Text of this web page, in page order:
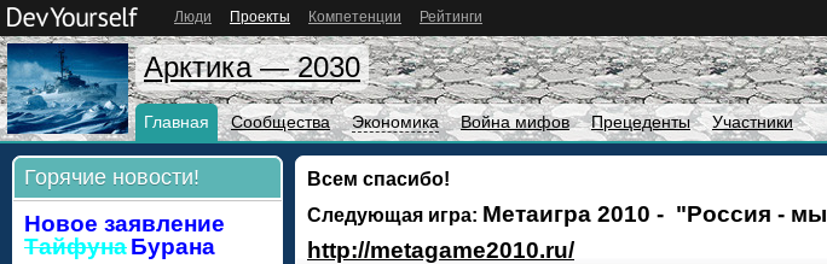
Люди Проекты Компетенции Рейтинги
Арктика — 2030
Главная Сообщества Экономика Война мифов Прецеденты Участники
Горячие новости!
Новое заявление
ТайфунаБурана
Всем спасибо!
Следующая игра: Метаигра 2010 - "Россия -
http://metagame2010.ru/